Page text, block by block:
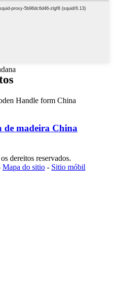
de madeira China
dereitos reservados.
Mapa do sitio - Sitio móbil